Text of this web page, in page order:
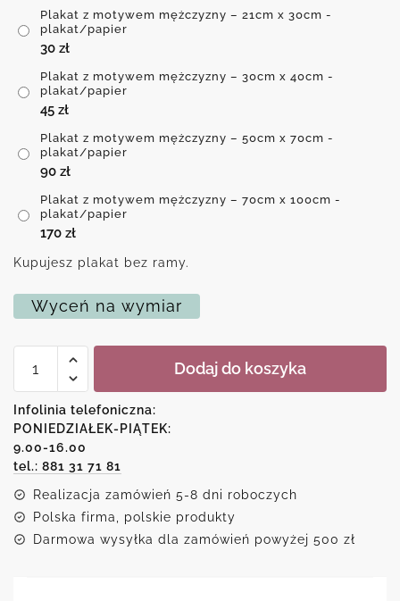
Plakat z motywem mężczyzny – 21cm x 30cm -
plakat/papier
30 zł
Plakat z motywem mężczyzny – 30cm x 40cm -
plakat/papier
45 zł
Plakat z motywem mężczyzny – 50cm x 70cm -
plakat/papier
90 zł
Plakat z motywem mężczyzny – 70cm x 100cm -
plakat/papier
170 zł
Kupujesz plakat bez ramy.
Wyceń na wymiar
Plakat
mężczyzny
Dodaj do koszyka
Infolinia telefoniczna:
PONIEDZIAŁEK-PIĄTEK:
9.00-16.00
tel.: 881 31 71 81
Realizacja zamówień 5-8 dni roboczych
Polska firma, polskie produkty
Darmowa wysyłka dla zamówień powyżej 500 zł